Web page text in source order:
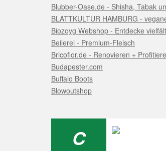
Blubber-Oase.de - Shisha, Tabak
BLATTKULTUR HAMBURG -
Biozoyg Webshop - Entdecke
Beilerei - Premium-Fleisch
Bricoflor.de - Renovieren +
Budapester.com
Buffalo Boots
Blowoutshop
C